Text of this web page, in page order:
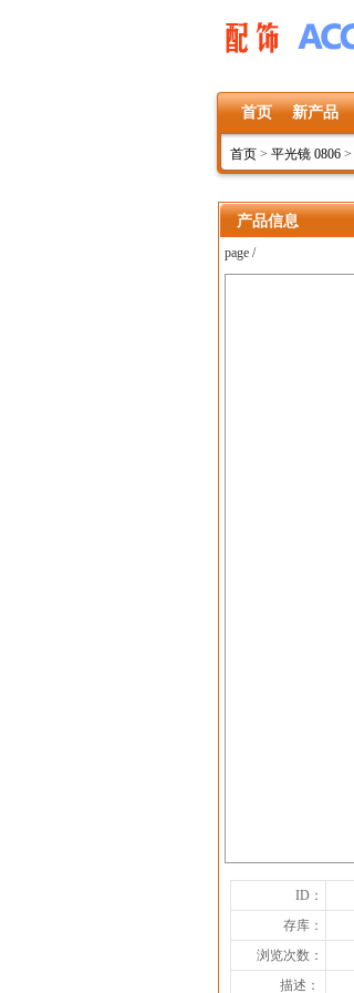
首页 新产品
首页 > 平光镜 0806 >
产品信息
page /
ID：
存库：
浏览次数：
描述：